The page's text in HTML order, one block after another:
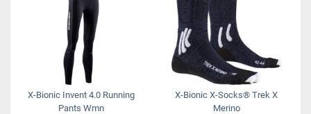
X-Bionic Invent 4.0 Running
Pants Wmn
X-Bionic X-Socks® Trek X
Merino